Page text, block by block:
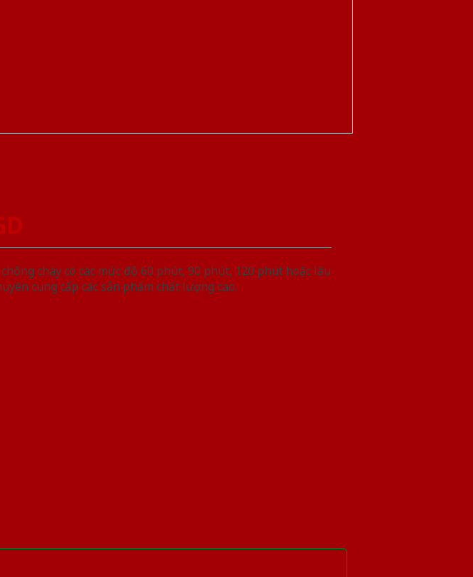
cháy có các mức độ 60 phút, 90 phút, 120 phút hoặc lâu
cung cấp các sản phẩm chất lượng cao.